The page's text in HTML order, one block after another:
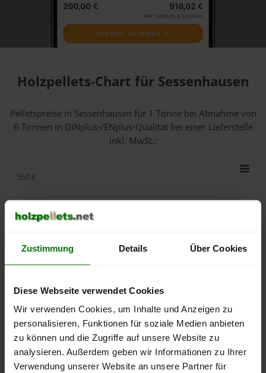
Zustimmung Details Über Cookies
Diese Webseite verwendet Cookies
Wir verwenden Cookies, um Inhalte und Anzeigen zu
personalisieren, Funktionen für soziale Medien anbieten
zu können und die Zugriffe auf unsere Website zu
analysieren. Außerdem geben wir Informationen zu Ihrer
Verwendung unserer Website an unsere Partner für
Holzpellets-Chart für Sessenhausen
Pelletspreise in Sessenhausen für 1 Tonne bei Abnahmevon
6 Tonnen in DINplus-/ENplus-Qualität bei einer Lieferstelle
inkl. MwSt.:
September
Januar
Mai
250 €
300 €
350 €
550 €